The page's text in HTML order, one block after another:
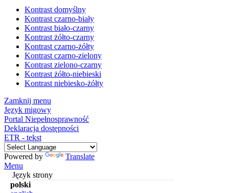
Kontrast domyślny
Kontrast czarno-biały
Kontrast biało-czarny
Kontrast żółto-czarny
Kontrast czarno-żółty
Kontrast czarno-zielony
Kontrast zielono-czarny
Kontrast żółto-niebieski
Kontrast niebiesko-żółty
Zamknij menu
Język migowy
Portal Niepełnosprawność
Deklaracja dostępności
ETR - tekst
Powered by
Translate
Menu
Język strony
polski